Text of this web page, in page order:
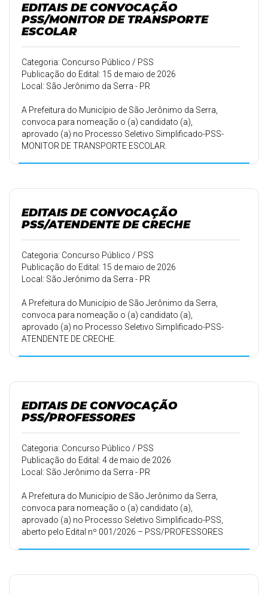
EDITAIS DE CONVOCAÇÃO
PSS/MONITOR DE TRANSPORTE
ESCOLAR
Categoria: Concurso Público / PSS
Publicação do Edital: 15 de maio de 2026
Local: São Jerônimo da Serra - PR
A Prefeitura do Município de São Jerônimo da Serra,
convoca para nomeação o (a) candidato (a),
aprovado (a) no Processo Seletivo Simplificado-PSS-
MONITOR DE TRANSPORTE ESCOLAR.
EDITAIS DE CONVOCAÇÃO
PSS/ATENDENTE DE CRECHE
Categoria: Concurso Público / PSS
Publicação do Edital: 15 de maio de 2026
Local: São Jerônimo da Serra - PR
A Prefeitura do Município de São Jerônimo da Serra,
convoca para nomeação o (a) candidato (a),
aprovado (a) no Processo Seletivo Simplificado-PSS-
ATENDENTE DE CRECHE.
EDITAIS DE CONVOCAÇÃO
PSS/PROFESSORES
Categoria: Concurso Público / PSS
Publicação do Edital: 4 de maio de 2026
Local: São Jerônimo da Serra - PR
A Prefeitura do Município de São Jerônimo da Serra,
convoca para nomeação o (a) candidato (a),
aprovado (a) no Processo Seletivo Simplificado-PSS,
aberto pelo Edital nº 001/2026 – PSS/PROFESSORES